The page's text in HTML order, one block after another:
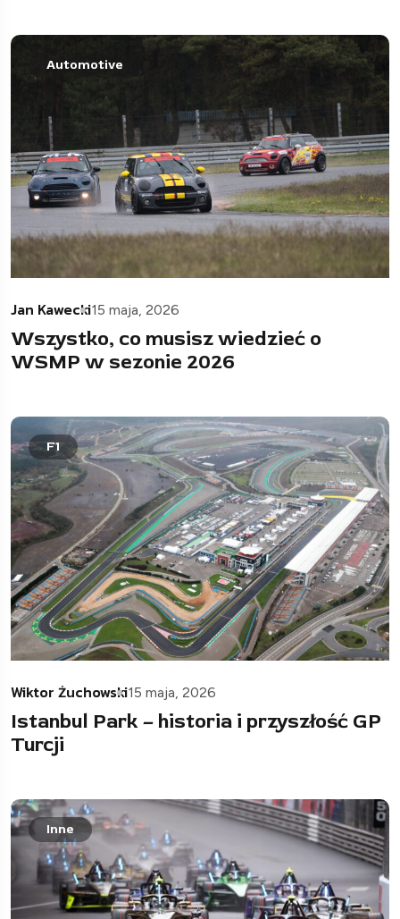
Automotive
Jan Kawecki15 maja, 2026
Wszystko, co musisz wiedzieć o
WSMP w sezonie 2026
F1
Wiktor Żuchowski15 maja, 2026
Istanbul Park – historia i przyszłość GP
Turcji
Inne